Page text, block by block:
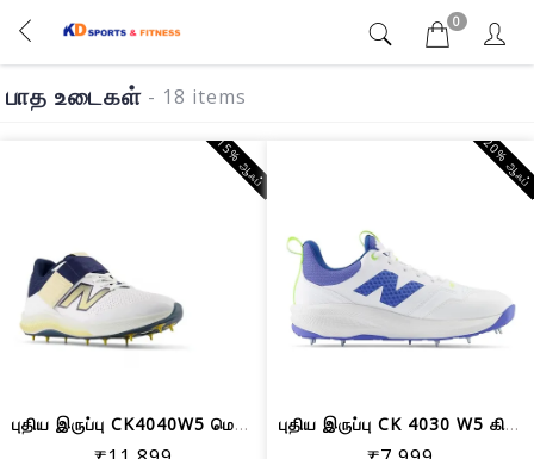
0
பாத உடைகள் - 18 items
புதிய இருப்பு CK4040W5 மெட்டல் ஸ்பைக்...
15% ஆஃப்
புதிய இருப்பு CK 4030 W5 கிரிக்கெட் ஸ...
20%